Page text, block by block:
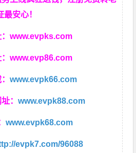
安心！
：www.evpks.com
：www.evp86.com
：www.evpk66.com
址：www.evpk88.com
www.evpk68.com
evpk7.com/96088